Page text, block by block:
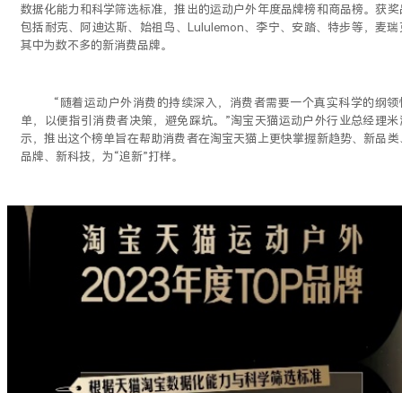
数据化能力和科学筛选标准，推出的运动户外年度品牌榜和商品榜。获奖
包括耐克、阿迪达斯、始祖鸟、 Lululemon、李宁、安踏、特步等，麦瑞
其中为数不多的新消费品牌。
“随着运动户外消费的持续深入，消费者需要一个真实科学的纲领
单，以便指引消费者决策，避免踩坑。”淘宝天猫运动户外行业总经理米
示，推出这个榜单旨在帮助消费者在淘宝天猫上更快掌握新趋势、新品类
品牌、新科技，为“追新”打样。